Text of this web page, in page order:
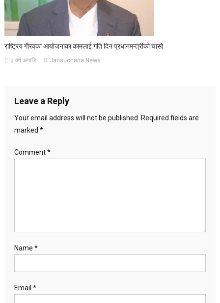
राष्ट्रिय गौरवका आयोजनाका कामलाई गति दिन प्रधानमन्त्रीको चासो
२ वर्ष अगाडि Jansuchana News
Leave a Reply
Your email address will not be published.
Required fields are
marked *
Comment*
Name *
Email *